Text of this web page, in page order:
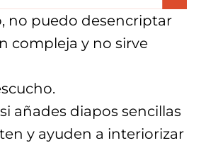
no puedo desencriptar
compleja y no sirve
añades diapos sencillas
y ayuden a interiorizar